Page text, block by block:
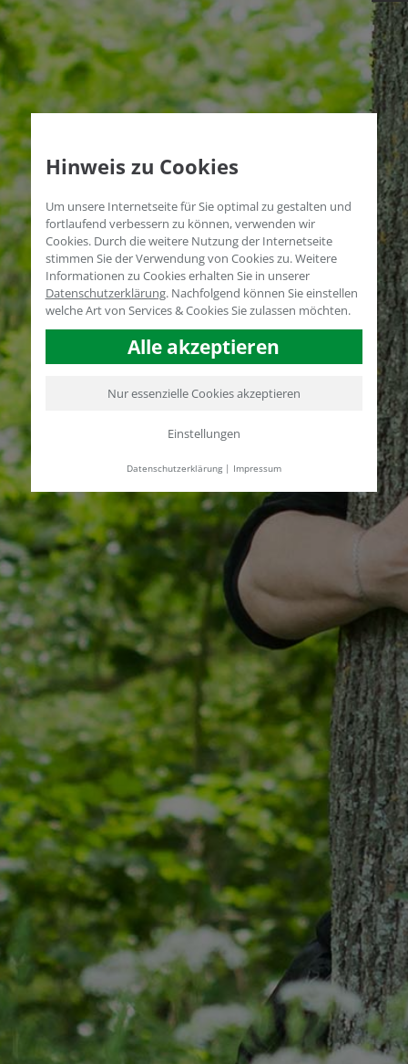
Hinweis zu Cookies
Um unsere Internetseite für Sie optimal zu gestalten und
fortlaufend verbessern zu können, verwenden wir
Cookies. Durch die weitere Nutzung der Internetseite
stimmen Sie der Verwendung von Cookies zu. Weitere
Informationen zu Cookies erhalten Sie in unserer
Datenschutzerklärung. Nachfolgend können Sie einstellen
welche Art von Services & Cookies Sie zulassen möchten.
Alle akzeptieren
Nur essenzielle Cookies akzeptieren
Einstellungen
Datenschutzerklärung| Impressum